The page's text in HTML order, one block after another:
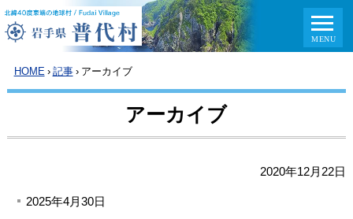
HOME › 記事 › アーカイブ
アーカイブ
2020年12月22日
2025年4月30日